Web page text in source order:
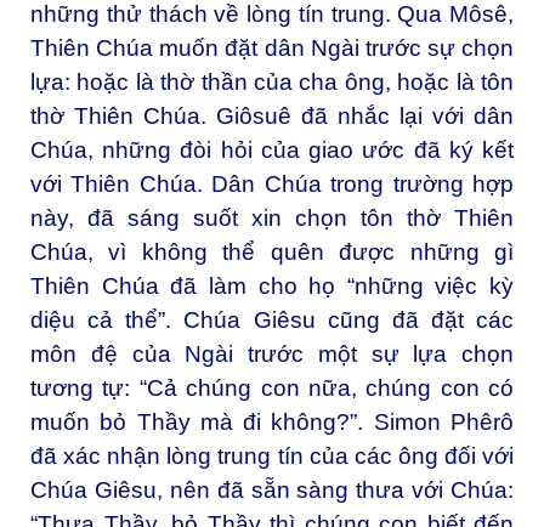
những thử thách về lòng tín trung. Qua Môsê,
Thiên Chúa muốn đặt dân Ngài trước sự chọn
lựa: hoặc là thờ thần của cha ông, hoặc là tôn
thờ Thiên Chúa. Giôsuê đã nhắc lại với dân
Chúa, những đòi hỏi của giao ước đã ký kết
với Thiên Chúa. Dân Chúa trong trường hợp
này, đã sáng suốt xin chọn tôn thờ Thiên
Chúa, vì không thể quên được những gì
Thiên Chúa đã làm cho họ “những việc kỳ
diệu cả thể”. Chúa Giêsu cũng đã đặt các
môn đệ của Ngài trước một sự lựa chọn
tương tự: “Cả chúng con nữa, chúng con có
muốn bỏ Thầy mà đi không?”. Simon Phêrô
đã xác nhận lòng trung tín của các ông đối với
Chúa Giêsu, nên đã sẵn sàng thưa với Chúa: